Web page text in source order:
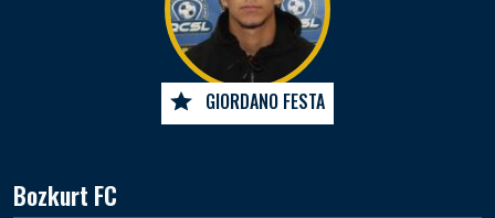
GIORDANO FESTA
Bozkurt FC